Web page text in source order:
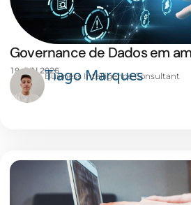
Governance de Dados em
19 JUN 2026Tiago Marques
Business Intelligence Consultant